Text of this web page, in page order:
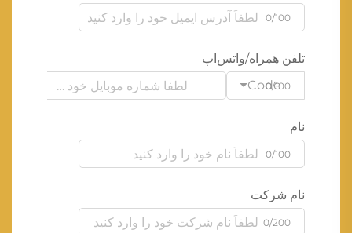
0/100
تلفن همراه/واتس‌اپ
Code
0/100
نام
0/100
نام شرکت
0/200